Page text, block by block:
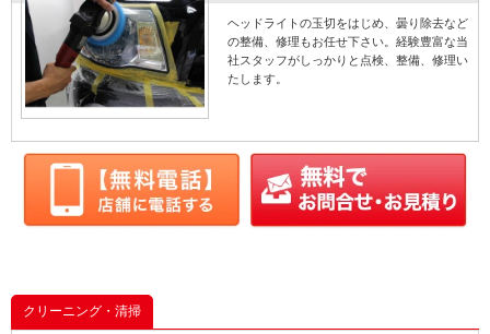
ヘッドライトの玉切をはじめ、曇り除去など
の整備、修理もお任せ下さい。経験豊富な当
社スタッフがしっかりと点検、整備、修理い
たします。
クリーニング・清掃